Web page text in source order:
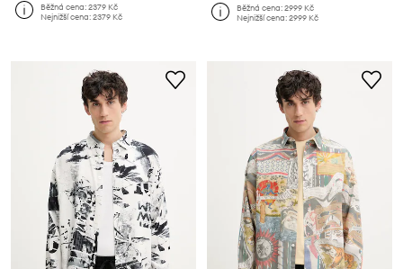
Běžná cena:2379 Kč
Nejnižší cena:2379 Kč
Běžná cena:2999 Kč
Nejnižší cena:2999 Kč